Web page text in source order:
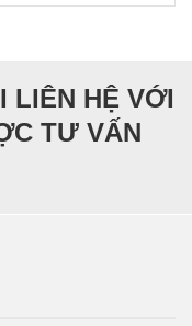
LIÊN HỆ VỚI
TƯ VẤN